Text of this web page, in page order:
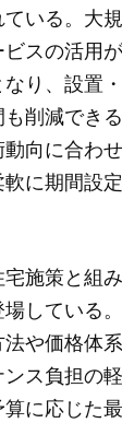
いる。大
スの活用
り、設置
削減でき
向に合わ
に期間設
施策と組
している
や価格体
ス負担の
に応じた